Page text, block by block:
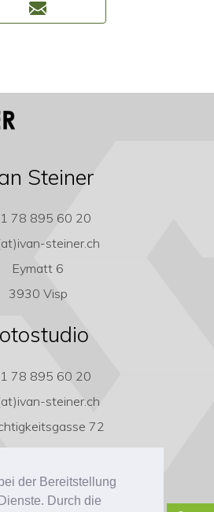
der Bereitstellung
Durch die
Steiner
78 895 60 20
steiner.ch
Eymatt 6
3930 Visp
78 895 60 20
steiner.ch
72
3011 Bern